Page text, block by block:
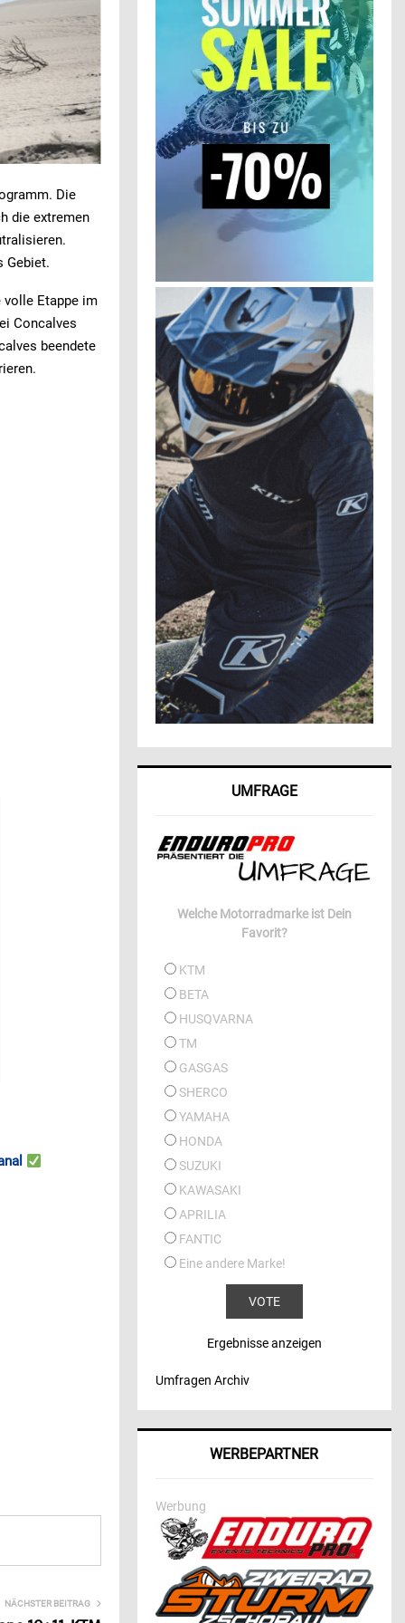
Die
die extremen
Gebiet.
volle Etappe im
Concalves
beendete
NÄCHSTER BEITRAG
UMFRAGE
Welche Motorradmarke ist Dein
Favorit?
KTM
BETA
HUSQVARNA
TM
GASGAS
SHERCO
YAMAHA
HONDA
SUZUKI
KAWASAKI
APRILIA
FANTIC
Eine andere Marke!
Ergebnisse anzeigen
Umfragen Archiv
WERBEPARTNER
Werbung